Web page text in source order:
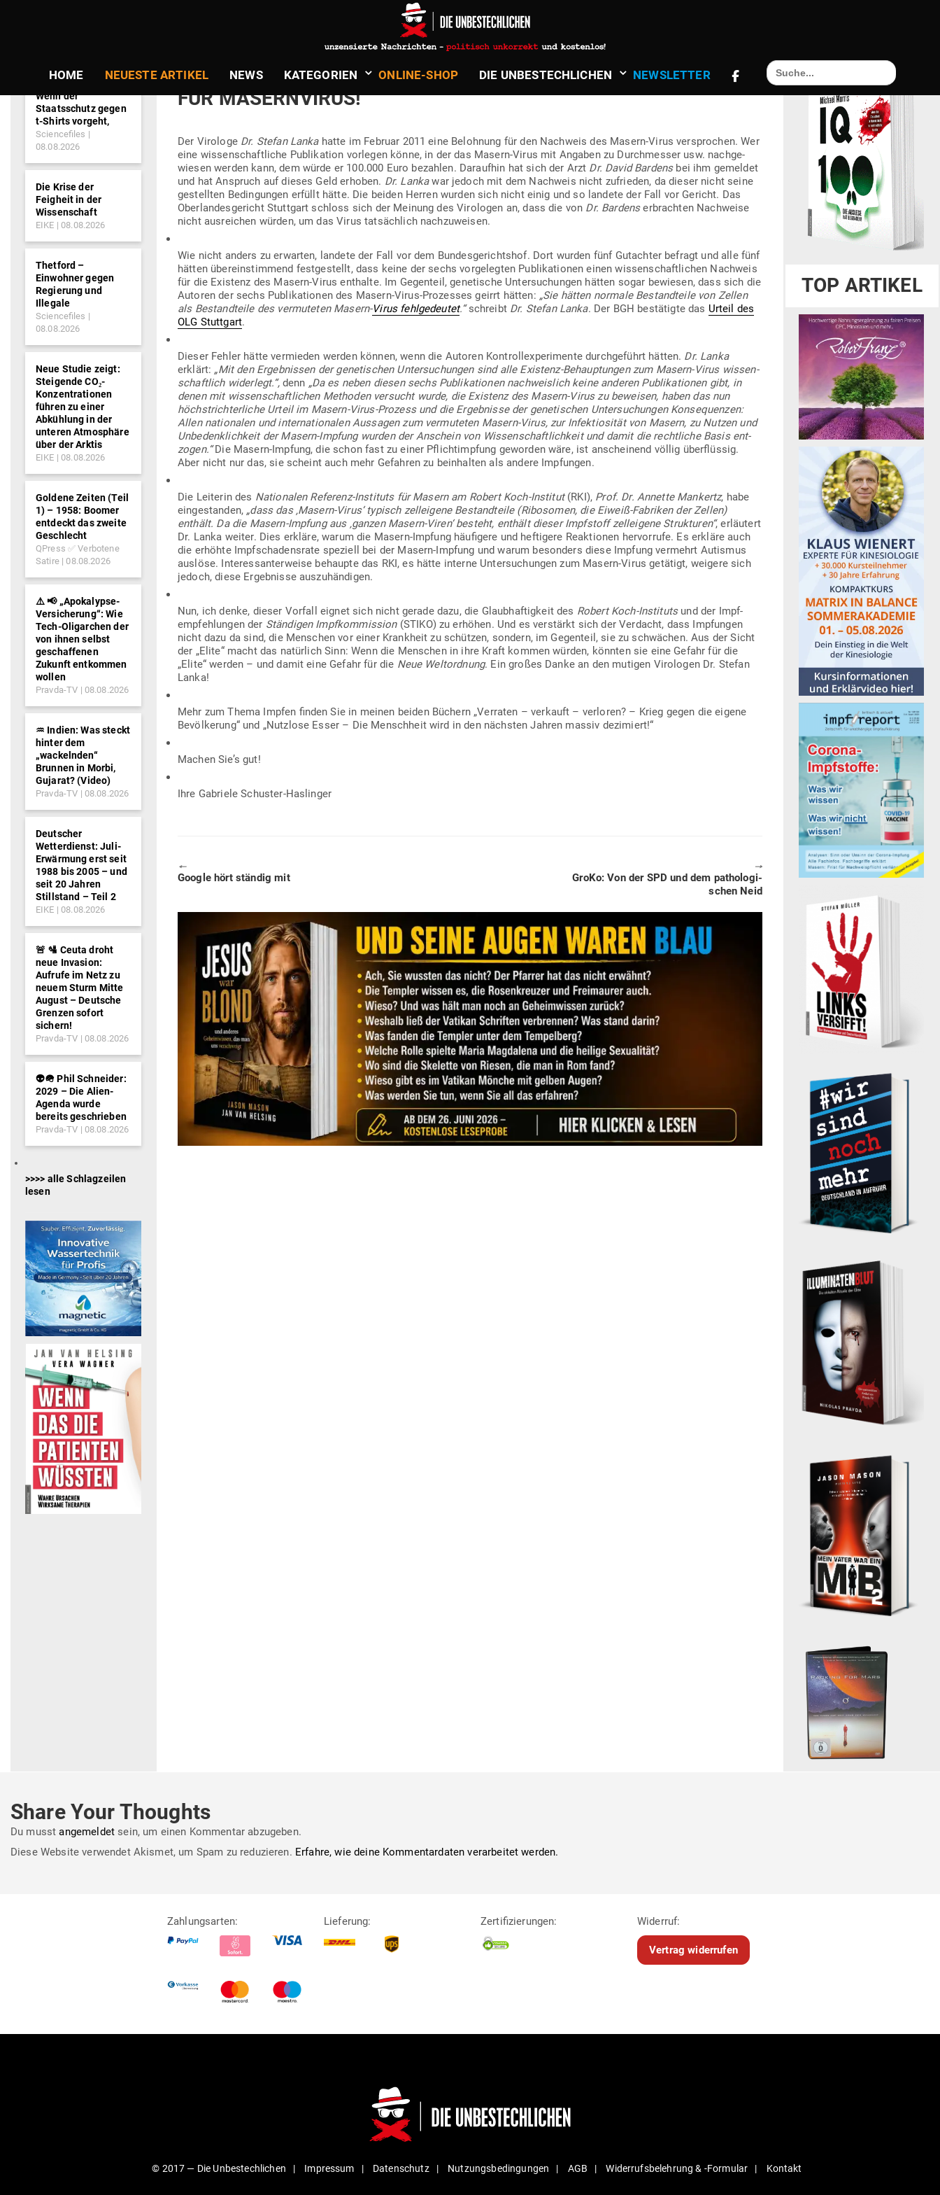
HOME NEUESTE ARTIKEL NEWS KATE­GORIEN ONLINE-SHOP DIE UNBE­STECH­LICHEN NEWS­LETTER
Search
for:
Gabriele Schuster-HaslingerinGesundheit, Natur & Spiritualität
BUN­DES­GE­RICHTSHOF BESTÄTIGT: ES GIBT KEINEN NACHWEIS
FÜR MASERNVIRUS!
Der Virologe Dr. Stefan Lankahatte im Februar 2011 eine Belohnung für den Nachweis des Masern-Virus ver­sprochen. Wer
eine wis­sen­schaft­liche Publi­kation vor­legen könne, in der das Masern-Virus mit Angaben zu Durch­messer usw. nach­ge­
wiesen werden kann, dem würde er 100.000 Euro bezahlen. Dar­aufhin hat sich der Arzt Dr. David Bardens bei ihm gemeldet
und hat Anspruch auf dieses Geld erhoben. Dr. Lankawar jedoch mit dem Nachweis nicht zufrieden, da dieser nicht seine
gestellten Bedin­gungen erfüllt hätte. Die beiden Herren wurden sich nicht einig und so landete der Fall vor Gericht. Das
Ober­lan­des­ge­richt Stuttgart schloss sich der Meinung des Viro­logen an, dass die von Dr. Bardenserbrachten Nach­weise
nicht aus­reichen würden, um das Virus tat­sächlich nachzuweisen.
Wie nicht anders zu erwarten, landete der Fall vor dem Bun­des­ge­richtshof. Dort wurden fünf Gut­achter befragt und alle fünf
hätten über­ein­stimmend fest­ge­stellt, dass keine der sechs vor­ge­legten Publi­ka­tionen einen wis­sen­schaft­lichen Nachweis
für die Existenz des Masern-Virus ent­halte. Im Gegenteil, gene­tische Unter­su­chungen hätten sogar bewiesen, dass sich die
Autoren der sechs Publi­ka­tionen des Masern-Virus-Pro­zesses geirrt hätten: „Sie hätten normale Bestand­teile von Zellen
als Bestand­teile des ver­mu­teten Masern-Virus fehl­ge­deutet.“schreibt Dr. Stefan Lanka. Der BGH bestä­tigte das Urteil des
OLG Stuttgart.
Dieser Fehler hätte ver­mieden werden können, wenn die Autoren Kon­troll­ex­pe­ri­mente durch­ge­führt hätten. Dr. Lanka
erklärt: „Mit den Ergeb­nissen der gene­ti­schen Unter­su­chungen sind alle Existenz-Behaup­tungen zum Masern-Virus wis­sen­
schaftlich widerlegt.“,denn „Da es neben diesen sechs Publi­ka­tionen nach­weislich keine anderen Publi­ka­tionen gibt, in
denen mit wis­sen­schaft­lichen Methoden ver­sucht wurde, die Existenz des Masern-Virus zu beweisen, haben das nun
höchst­rich­ter­liche Urteil im Masern-Virus-Prozess und die Ergeb­nisse der gene­ti­schen Unter­su­chungen Kon­se­quenzen:
Allen natio­nalen und inter­na­tio­nalen Aus­sagen zum ver­mu­teten Masern-Virus, zur Infek­tio­sität von Masern, zu Nutzen und
Unbe­denk­lichkeit der Masern-Impfung wurden der Anschein von Wis­sen­schaft­lichkeit und damit die recht­liche Basis ent­
zogen.“Die Masern-Impfung, die schon fast zu einer Pflicht­impfung geworden wäre, ist anscheinend völlig über­flüssig.
Aber nicht nur das, sie scheint auch mehr Gefahren zu beinhalten als andere Impfungen.
Die Lei­terin des Natio­nalen Referenz-Instituts für Masern am Robert Koch-Institut(RKI), Prof. Dr. Annette Man­kertz, habe
ein­ge­standen, „dass das ‚Masern-Virus‘ typisch zell­eigene Bestand­teile (Ribo­somen, die Eiweiß-Fabriken der Zellen)
enthält. Da die Masern-Impfung aus ‚ganzen Masern-Viren‘ besteht, enthält dieser Impf­stoff zell­eigene Struk­turen“, erläutert
Dr. Lanka weiter. Dies erkläre, warum die Masern-Impfung häu­figere und hef­tigere Reak­tionen her­vorrufe. Es erkläre auch
die erhöhte Impf­scha­densrate spe­ziell bei der Masern-Impfung und warum besonders diese Impfung ver­mehrt Autismus
auslöse. Inter­es­san­ter­weise behaupte das RKI, es hätte interne Unter­su­chungen zum Masern-Virus getätigt, weigere sich
jedoch, diese Ergeb­nisse auszuhändigen.
Nun, ich denke, dieser Vorfall eignet sich nicht gerade dazu, die Glaub­haf­tigkeit des Robert Koch-Institutsund der Impf­
emp­feh­lungen der Stän­digen Impf­kom­mission(STIKO) zu erhöhen. Und es ver­stärkt sich der Ver­dacht, dass Imp­fungen
nicht dazu da sind, die Men­schen vor einer Krankheit zu schützen, sondern, im Gegenteil, sie zu schwächen. Aus der Sicht
der „Elite“ macht das natürlich Sinn: Wenn die Men­schen in ihre Kraft kommen würden, könnten sie eine Gefahr für die
„Elite“ werden – und damit eine Gefahr für die Neue Welt­ordnung. Ein großes Danke an den mutigen Viro­logen Dr. Stefan
Lanka!
Mehr zum Thema Impfen finden Sie in meinen beiden Büchern „Ver­raten – ver­kauft – ver­loren? – Krieg gegen die eigene
Bevöl­kerung“ und „Nutzlose Esser – Die Menschheit wird in den nächsten Jahren massiv dezimiert!“
Machen Sie’s gut!
Ihre Gabriele Schuster-Haslinger
🠔
Previous
Google hört ständig mit
🠖
Next
GroKo: Von der SPD und dem patho­lo­gi­
schen Neid
Wenn der
Staatsschutz gegen
t-Shirts vorgeht,
Sciencefiles
08.08.2026
Die Krise der
Feigheit in der
Wissenschaft
EIKE 08.08.2026
Thetford –
Einwohner gegen
Regierung und
Illegale
Sciencefiles
08.08.2026
Neue Studie zeigt:
Steigende CO₂-
Konzentrationen
führen zu einer
Abkühlung in der
unteren Atmosphäre
über der Arktis
EIKE 08.08.2026
Goldene Zeiten (Teil
1) – 1958: Boomer
entdeckt das zweite
Geschlecht
QPress ✅ Verbotene
Satire
08.08.2026
⚠️ 📢 „Apokalypse-
Versicherung“: Wie
Tech-Oligarchen der
von ihnen selbst
geschaffenen
Zukunft entkommen
wollen
Pravda-TV 08.08.2026
♒︎ Indien: Was steckt
hinter dem
„wackelnden“
Brunnen in Morbi,
Gujarat? (Video)
Pravda-TV 08.08.2026
Deutscher
Wetterdienst: Juli-
Erwärmung erst seit
1988 bis 2005 – und
seit 20 Jahren
Stillstand – Teil 2
EIKE 08.08.2026
🚨 🛂 Ceuta droht
neue Invasion:
Aufrufe im Netz zu
neuem Sturm Mitte
August – Deutsche
Grenzen sofort
sichern!
Pravda-TV 08.08.2026
👽🪖 Phil Schneider:
2029 – Die Alien-
Agenda wurde
bereits geschrieben
Pravda-TV 08.08.2026
>>>> alle Schlagzeilen
lesen
TOP ARTIKEL
Share Your Thoughts
Du musstangemeldet sein, um einen Kommentar abzugeben.
Diese Website verwendet Akismet, um Spam zu reduzieren. Erfahre, wie deine Kommentardaten verarbeitet werden.
Zahlungsarten: Lieferung: Zertifizierungen: Widerruf:
Vertrag widerrufen
© 2017 — Die Unbestechlichen Impressum Daten­schutz Nut­zungs­be­din­gungen AGB Wider­rufs­be­lehrung & ‑For­mular Kontakt